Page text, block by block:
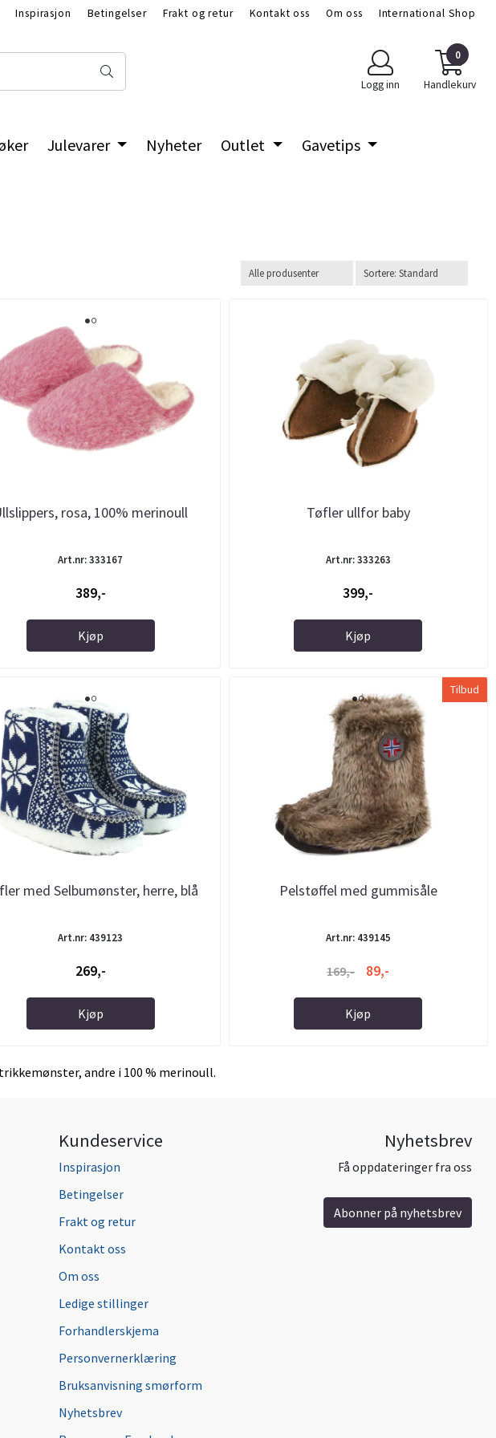
Inspirasjon Betingelser Frakt og retur Kontakt oss Om oss International Shop
Logg inn
0
Handlekurv
Julevarer Nyheter Outlet Gavetips
rosa, 100% merinoull
Art.nr: 333167
389,-
Kjøp
Tøfler ullfor baby
Art.nr: 333263
399,-
Kjøp
med Selbumønster, herre, blå
Art.nr: 439123
269,-
Kjøp
Tilbud
Pelstøffel med gummisåle
Art.nr: 439145
169,- 89,-
Kjøp
andre i 100 % merinoull.
Kundeservice
Inspirasjon
Betingelser
Frakt og retur
Kontakt oss
Om oss
Ledige stillinger
Forhandlerskjema
Personvernerklæring
Bruksanvisning smørform
Nyhetsbrev
Nyhetsbrev
Få oppdateringer fra oss
Abonner på nyhetsbrev